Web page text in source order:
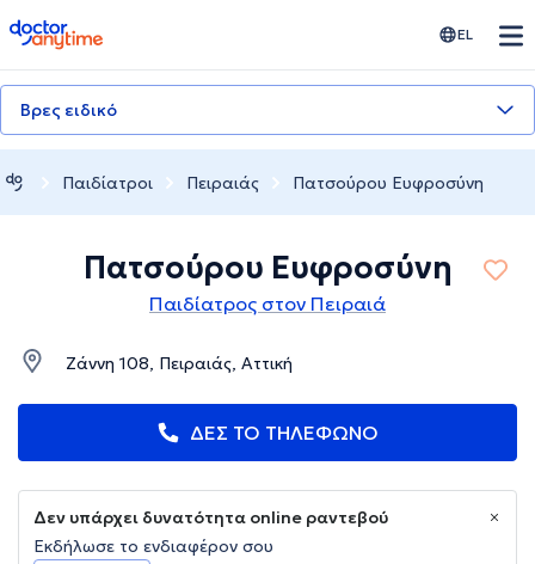
doctoranytime EL
Βρες ειδικό
Παιδίατροι Πειραιάς Πατσούρου Ευφροσύνη
Πατσούρου Ευφροσύνη
Παιδίατρος στον Πειραιά
Ζάννη 108, Πειραιάς, Αττική
ΔΕΣ ΤΟ ΤΗΛΕΦΩΝΟ
Δεν υπάρχει δυνατότητα online ραντεβού
Εκδήλωσε το ενδιαφέρον σου